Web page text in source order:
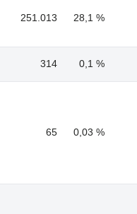
251.013 28,1 %
314 0,1 %
65 0,03 %